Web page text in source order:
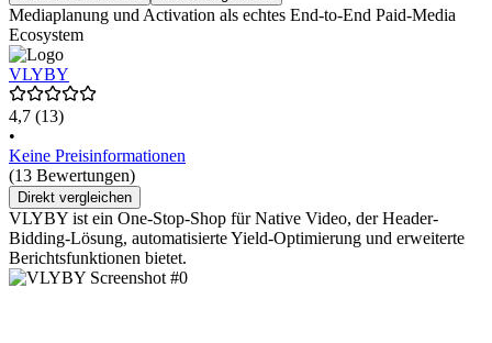
Mediaplanung und Activation als echtes End-to-End Paid-Media
Ecosystem
VLYBY
4,7 (13)
•
Keine Preisinformationen
(13 Bewertungen)
Direkt vergleichen
VLYBY ist ein One-Stop-Shop für Native Video, der Header-
Bidding-Lösung, automatisierte Yield-Optimierung und erweiterte
Berichtsfunktionen bietet.